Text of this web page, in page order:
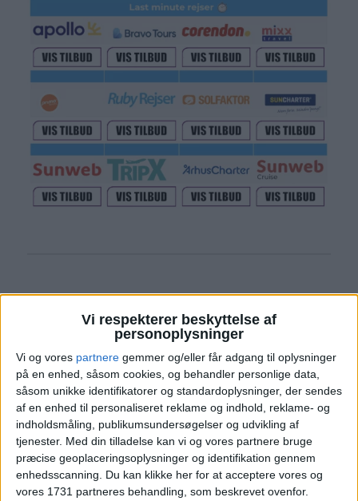
Vi respekterer beskyttelse af
personoplysninger
Vi og vores partnere gemmer og/eller får adgang til oplysninger
på en enhed, såsom cookies, og behandler personlige data,
såsom unikke identifikatorer og standardoplysninger, der sendes
af en enhed til personaliseret reklame og indhold, reklame- og
indholdsmåling, publikumsundersøgelser og udvikling af
tjenester. Med din tilladelse kan vi og vores partnere bruge
præcise geoplaceringsoplysninger og identifikation gennem
enhedsscanning. Du kan klikke her for at acceptere vores og
vores 1731 partneres behandling, som beskrevet ovenfor.
Læs videre efter Annoncen
Annonce
PRISOVERSIGT
KØBENHAVN: 30. JUN – 7. JUL 26 (7 NÆTTER)